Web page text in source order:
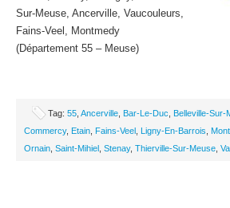
Sur-Meuse, Ancerville, Vaucouleurs,
Fains-Veel, Montmedy
(Département 55 – Meuse)
Tag: 55 Ancerville Bar-Le-Duc Belleville-Sur-
Commercy, Etain Fains-Veel Ligny-En-Barrois
Ornain Saint-Mihiel Stenay, Thierville-Sur-Meuse